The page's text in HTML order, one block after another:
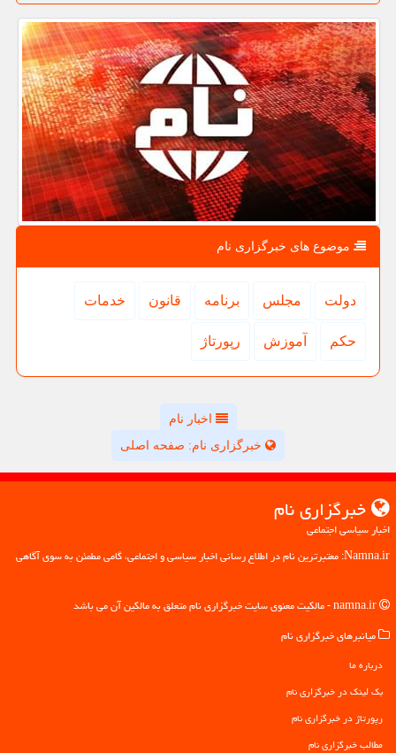
موضوع های خبرگزاری نام
دولت مجلس برنامه قانون خدمات
حكم آموزش رپورتاژ
اخبار نام
خبرگزاری نام: صفحه اصلی
خبرگزاری نام
اخبار سیاسی اجتماعی
Namna.ir: معتبرترین نام در اطلاع رسانی اخبار سیاسی و اجتماعی، گامی مطمئن به سوی آگاهی
میانبرهای خبرگزاری نام
درباره ما
بک لینک در خبرگزاری نام
رپورتاژ در خبرگزاری نام
مطالب خبرگزاری نام